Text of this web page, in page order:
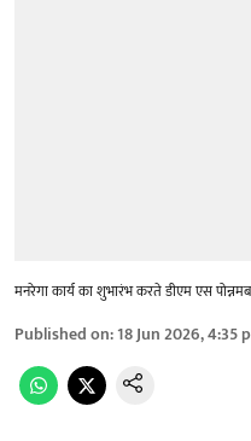
मनरेगा कार्य का शुभारंभ करते डीएम एस
Published on:18 Jun 2026, 4:35